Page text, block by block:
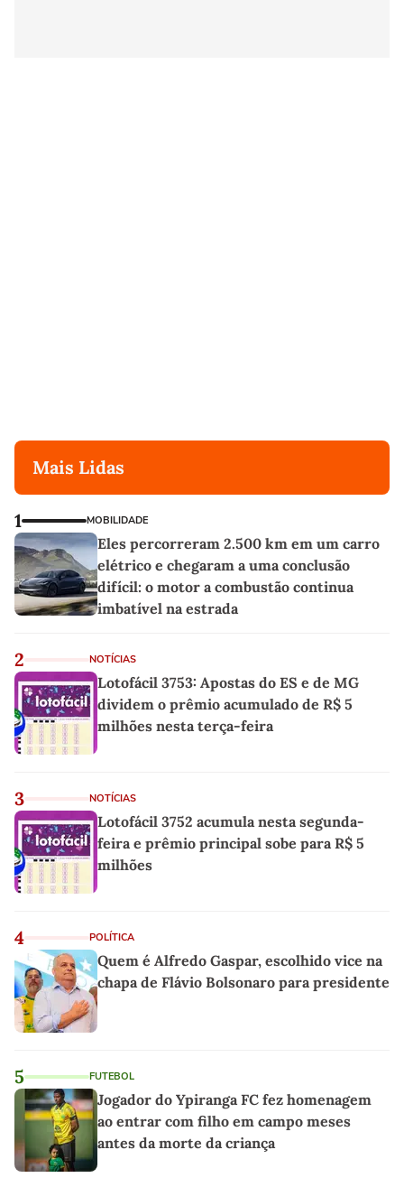
Mais Lidas
1 MOBILIDADE
Eles percorreram 2.500 km em um carro
elétrico e chegaram a uma conclusão
difícil: o motor a combustão continua
imbatível na estrada
2 NOTÍCIAS
Lotofácil 3753: Apostas do ES e de MG
dividem o prêmio acumulado de R$ 5
milhões nesta terça-feira
3 NOTÍCIAS
Lotofácil 3752 acumula nesta segunda-
feira e prêmio principal sobe para R$ 5
milhões
4 POLÍTICA
Quem é Alfredo Gaspar, escolhido vice na
chapa de Flávio Bolsonaro para presidente
5 FUTEBOL
Jogador do Ypiranga FC fez homenagem
ao entrar com filho em campo meses
antes da morte da criança